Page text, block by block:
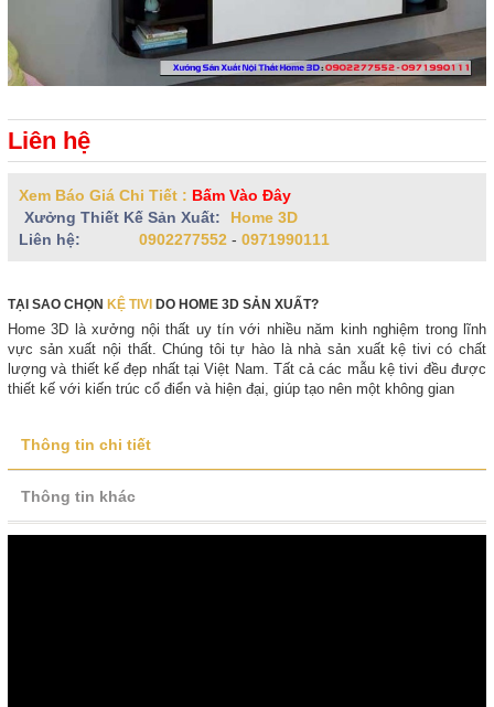
Liên hệ
Xem Báo Giá Chi Tiết : Bấm Vào Đây
Xưởng Thiết Kế Sản Xuất:
Home 3D
Liên hệ:
0902277552 - 0971990111
TẠI SAO CHỌN KỆ TIVI DO HOME 3D SẢN XUẤT?
Home 3D là xưởng nội thất uy tín với nhiều năm kinh nghiệm trong lĩnh
vực sản xuất nội thất. Chúng tôi tự hào là nhà sản xuất kệ tivi có chất
lượng và thiết kế đẹp nhất tại Việt Nam. Tất cả các mẫu kệ tivi đều được
thiết kế với kiến trúc cổ điển và hiện đại, giúp tạo nên một không gian
Thông tin chi tiết
Thông tin khác